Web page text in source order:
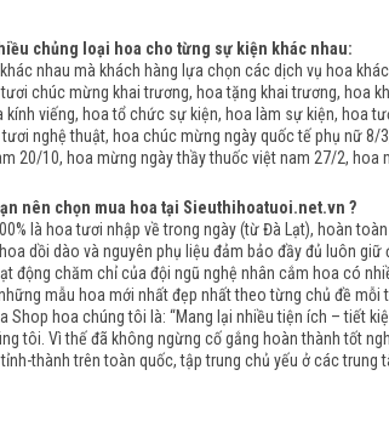
chủng loại hoa cho từng sự kiện khác nhau:
nhau mà khách hàng lựa chọn các dịch vụ hoa
chúc mừng khai trương, hoa tặng khai trương, hoa
kính viếng, hoa tổ chức sự kiện, hoa làm sự kiện, hoa
nghệ thuật, hoa chúc mừng ngày quốc tế phụ nữ
20/10, hoa mừng ngày thầy thuốc việt nam 27/2,
nên chọn mua hoa tại Sieuthihoatuoi.net.vn ?
là hoa tươi nhập về trong ngày (từ Đà Lạt), hoàn
dồi dào và nguyên phụ liệu đảm bảo đầy đủ luôn giữ
chăm chỉ của đội ngũ nghệ nhân cắm hoa có
mẫu hoa mới nhất đẹp nhất theo từng chủ đề mỗi
Shop hoa chúng tôi là: “Mang lại nhiều tiện ích – tiết
tôi. Vì thế đã không ngừng cố gắng hoàn thành tốt
thành trên toàn quốc, tập trung chủ yếu ở các